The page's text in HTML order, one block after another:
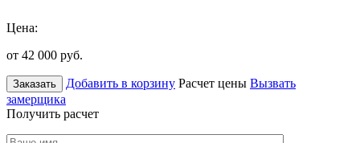
Цена:
от 42 000 руб.
Заказать Добавить в корзину Расчет цены Вызвать
замерщика
Получить расчет